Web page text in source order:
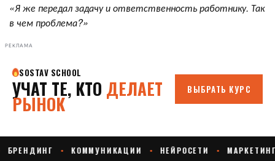
«Я же передал задачу и ответственность работнику. Так
в чем проблема?»
РЕКЛАМА